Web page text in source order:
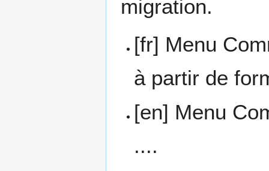
migration.
[fr] Menu
à partir de
[en] Menu
....